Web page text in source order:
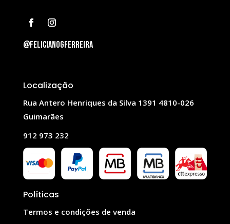
@felicianogferreira
Localização
Rua Antero Henriques da Silva 1391 4810-026
Guimarães
912 973 232
Políticas
Termos e condições de venda